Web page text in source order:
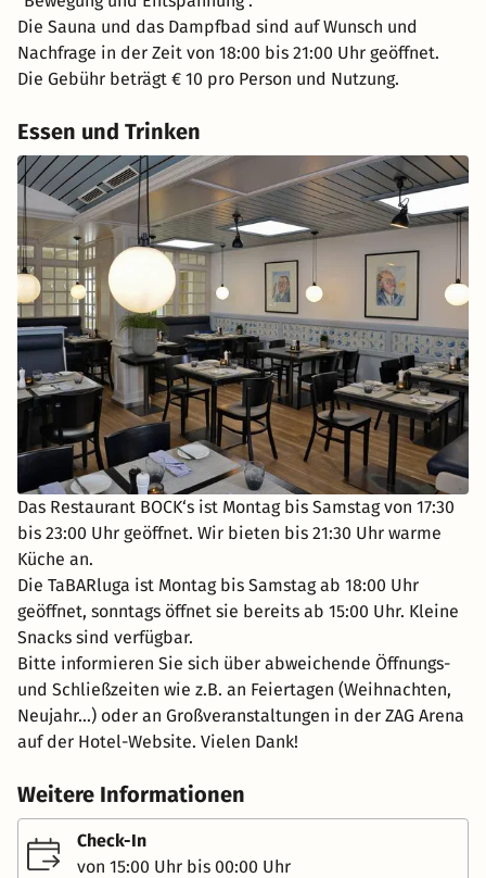
Die Sauna und das Dampfbad sind auf Wunsch und
Nachfrage in der Zeit von 18:00 bis 21:00 Uhr geöffnet.
Die Gebühr beträgt € 10 pro Person und Nutzung.
Essen und Trinken
Das Restaurant BOCK‘s ist Montag bis Samstag von 17:30
bis 23:00 Uhr geöffnet. Wir bieten bis 21:30 Uhr warme
Küche an.
Die TaBARluga ist Montag bis Samstag ab 18:00 Uhr
geöffnet, sonntags öffnet sie bereits ab 15:00 Uhr. Kleine
Snacks sind verfügbar.
Bitte informieren Sie sich über abweichende Öffnungs-
und Schließzeiten wie z.B. an Feiertagen (Weihnachten,
Neujahr...) oder an Großveranstaltungen in der ZAG Arena
auf der Hotel-Website. Vielen Dank!
Weitere Informationen
Check-In
von 15:00 Uhr bis 00:00 Uhr